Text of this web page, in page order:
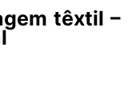
têxtil –